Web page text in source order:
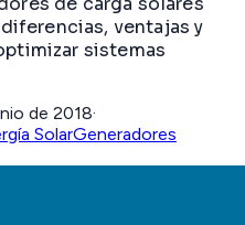
ventajas y
sistemas
de 2018·
SolarGeneradores